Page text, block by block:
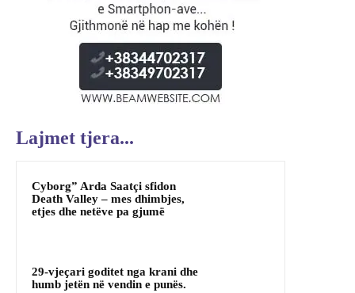
Lajmet tjera...
Cyborg” Arda Saatçi sfidon
Death Valley – mes dhimbjes,
etjes dhe netëve pa gjumë
29-vjeçari goditet nga krani dhe
humb jetën në vendin e punës.